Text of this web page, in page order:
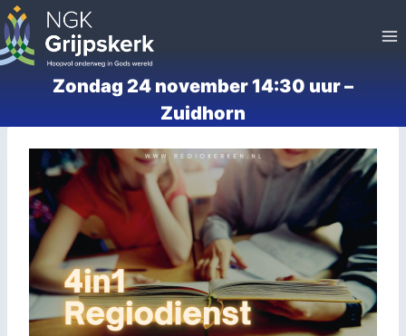
Doorgaan
naar
inhoud
Zondag 24 november 14:30 uur –
Zuidhorn